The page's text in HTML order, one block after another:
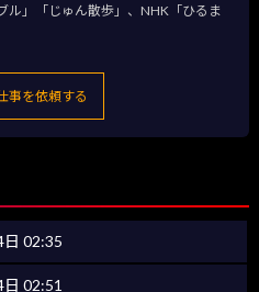
ル」「じゅん散歩」、NHK「ひるま
事を依頼する
02:35
02:51